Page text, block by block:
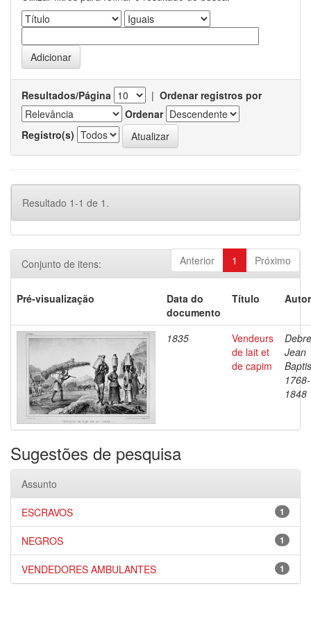
Resultados/Página | Ordenar registros por
Ordenar
Registro(s)
Resultado 1-1 de 1.
Anterior 1 Próximo
Conjunto de itens:
Pré-visualização
Data do
documento
Título
1835
Vendeurs
de lait et
de capim
Jean
1768-
1848
Sugestões de pesquisa
Assunto
1
ESCRAVOS
1
NEGROS
1
VENDEDORES AMBULANTES